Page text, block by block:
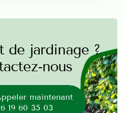
de jardinage ?
nous
maintenant
19 60 35 03